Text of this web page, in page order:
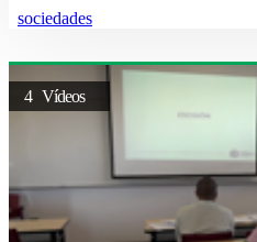
sociedades
4 Vídeos